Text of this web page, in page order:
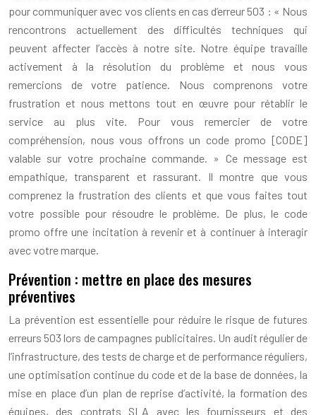
pour communiquer avec vos clients en cas d’erreur 503 : « Nous
rencontrons actuellement des difficultés techniques qui
peuvent affecter l’accès à notre site. Notre équipe travaille
activement à la résolution du problème et nous vous
remercions de votre patience. Nous comprenons votre
frustration et nous mettons tout en œuvre pour rétablir le
service au plus vite. Pour vous remercier de votre
compréhension, nous vous offrons un code promo [CODE]
valable sur votre prochaine commande. » Ce message est
empathique, transparent et rassurant. Il montre que vous
comprenez la frustration des clients et que vous faites tout
votre possible pour résoudre le problème. De plus, le code
promo offre une incitation à revenir et à continuer à interagir
avec votre marque.
Prévention : mettre en place des mesures
préventives
La prévention est essentielle pour réduire le risque de futures
erreurs 503 lors de campagnes publicitaires. Un audit régulier de
l’infrastructure, des tests de charge et de performance réguliers,
une optimisation continue du code et de la base de données, la
mise en place d’un plan de reprise d’activité, la formation des
équipes, des contrats SLA avec les fournisseurs et des